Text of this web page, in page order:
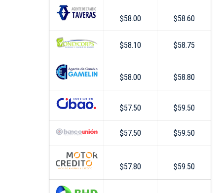
$58.00 $58.60
$58.10 $58.75
$58.00 $58.80
$57.50 $59.50
$57.50 $59.50
$57.80 $59.50